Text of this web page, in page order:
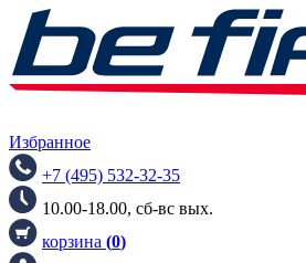
Избранное
+7 (495) 532-32-35
10.00-18.00, сб-вс вых.
корзина (0)